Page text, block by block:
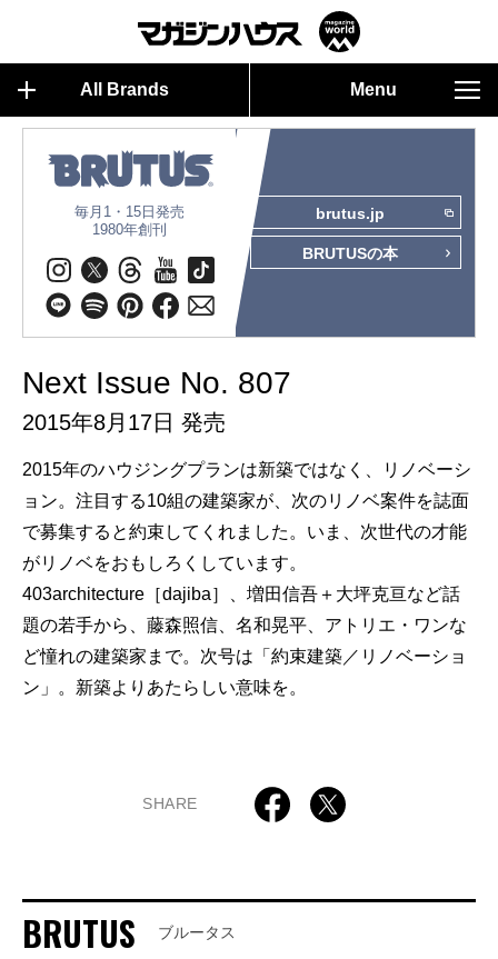
All Brands Menu
毎月1・15日発売
1980年創刊
brutus.jp
BRUTUSの本
Next Issue No. 807
2015年8月17日 発売
2015年のハウジングプランは新築ではなく、リノベーシ
ョン。注目する10組の建築家が、次のリノベ案件を誌面
で募集すると約束してくれました。いま、次世代の才能
がリノベをおもしろくしています。
403architecture［dajiba］、増田信吾＋大坪克亘など話
題の若手から、藤森照信、名和晃平、アトリエ・ワンな
ど憧れの建築家まで。次号は「約束建築／リノベーショ
ン」。新築よりあたらしい意味を。
SHARE
BRUTUS ブルータス